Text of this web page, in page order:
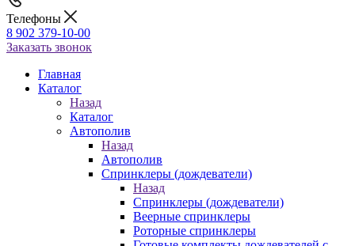
Телефоны
8 902 379-10-00
Заказать звонок
Главная
Каталог
Назад
Каталог
Автополив
Назад
Автополив
Спринклеры (дождеватели)
Назад
Спринклеры (дождеватели)
Веерные спринклеры
Роторные спринклеры